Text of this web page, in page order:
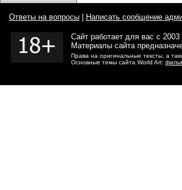
Ответы на вопросы Написать сообщение
Сайт работает для вас с 2003
Материалы сайта
Права на оригинальные тексты, а
Основные темы сайта World Art: